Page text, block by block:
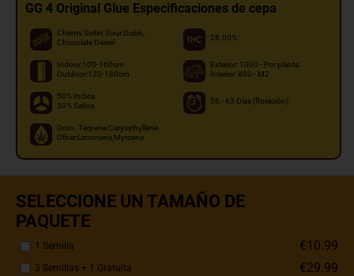
GG 4 Original Glue Especificaciones de cepa
Chems Sister, Sour Dubb,
Chocolate Diesel
28.00%
Indoor:100-160cm
Outdoor:120-180cm
Exterior: 1000 - Por planta
Interior: 800 - M2
50% Indica
50% Sativa
56 - 63 Días (floración)
Dom. Terpene:Caryophyllene
Other:Limonene,Myrcene
SELECCIONE UN TAMAÑO DE
PAQUETE
1 Semilla €10.99
3 Semillas + 1 Gratuita €29.99